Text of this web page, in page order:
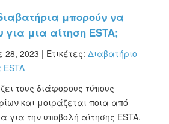
μπορούν να
για μια αίτηση ESTA;
2023 | Ετικέτες: Διαβατήριο
τους διάφορους τύπους
και μοιράζεται ποια από
για την υποβολή αίτησης ESTA.